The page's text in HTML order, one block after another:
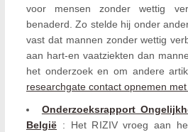
voor mensen zonder wettig
benaderd. Zo stelde hij onder
vast dat mannen zonder wettig
aan hart-en vaatziekten dan
het onderzoek en om andere
researchgate contact opnemen
Onderzoeksrapport
België : Het RIZIV vroeg aan